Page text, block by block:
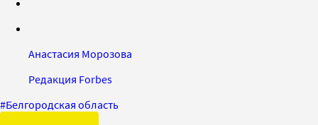
Анастасия Морозова
Редакция Forbes
#Белгородская область